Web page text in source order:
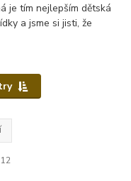
je tím nejlepším dětská
a jsme si jisti, že